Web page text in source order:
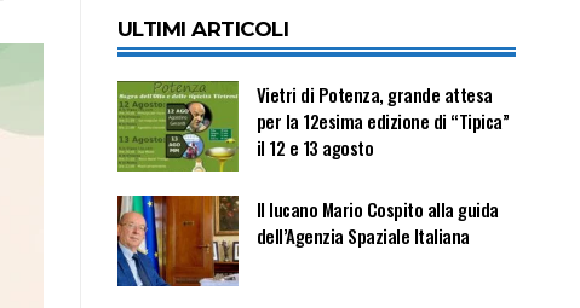
ULTIMI ARTICOLI
Vietri di Potenza, grande attesa
per la 12esima edizione di “Tipica”
il 12 e 13 agosto
Il lucano Mario Cospito alla guida
dell’Agenzia Spaziale Italiana